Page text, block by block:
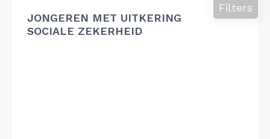
JONGEREN MET UITKERING
SOCIALE ZEKERHEID
Filters